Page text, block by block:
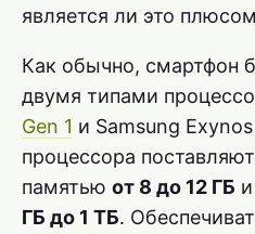
является ли это
Как обычно, смартфон
двумя типами
Gen 1 и Samsung
процессора
памятью от 8 до 12 ГБ
ГБ до 1 ТБ.